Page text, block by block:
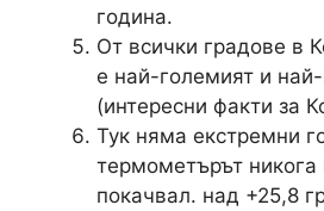
година.
От всички градове в
е най-големият и
(интересни факти за
Тук няма екстремни
термометърът никога
покачвал. над +25,8